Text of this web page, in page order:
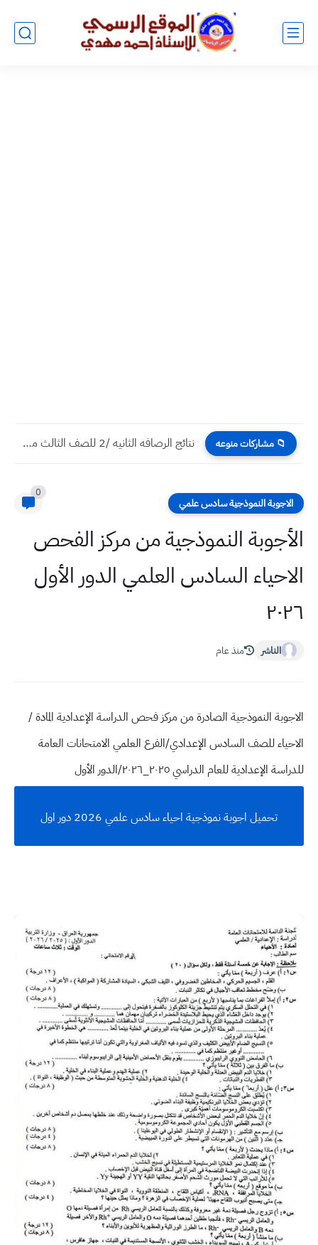
📁 مشاركات منوعه نتائج الرصافه الثانيه /2 للصف الثالث متوسط الدور الاول 2022/2021...
الاجوبة النموذجية سادس علمي
0
الأجوبة النموذجية من مركز الفحص
الاحياء السادس العلمي الدور الأول
٢٠٢٦
الناشر منذ عام
الاجوبة النموذجية الصادرة من مركز فحص الدراسة الإعدادية المادة /
الاحياء للصف السادس الإعدادي/الفرع العلمي الامتحانات العامة
للدراسة الإعدادية للعام الدراسي ٢٠٢٥_٢٠٢٦/الدور الأول
تحميل اجوبة نموذجية احياء سادس علمي 2026 دور اول